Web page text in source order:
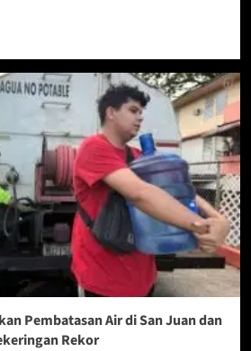
Pembatasan Air di San Juan dan
Rekor